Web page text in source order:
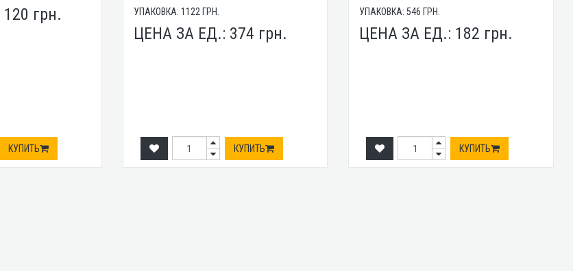
120 грн.
КУПИТЬ
УПАКОВКА: 1122 ГРН.
ЦЕНА ЗА ЕД.: 374 грн.
КУПИТЬ
УПАКОВКА:546 ГРН.
ЦЕНА ЗА ЕД.: 182 грн.
КУПИТЬ